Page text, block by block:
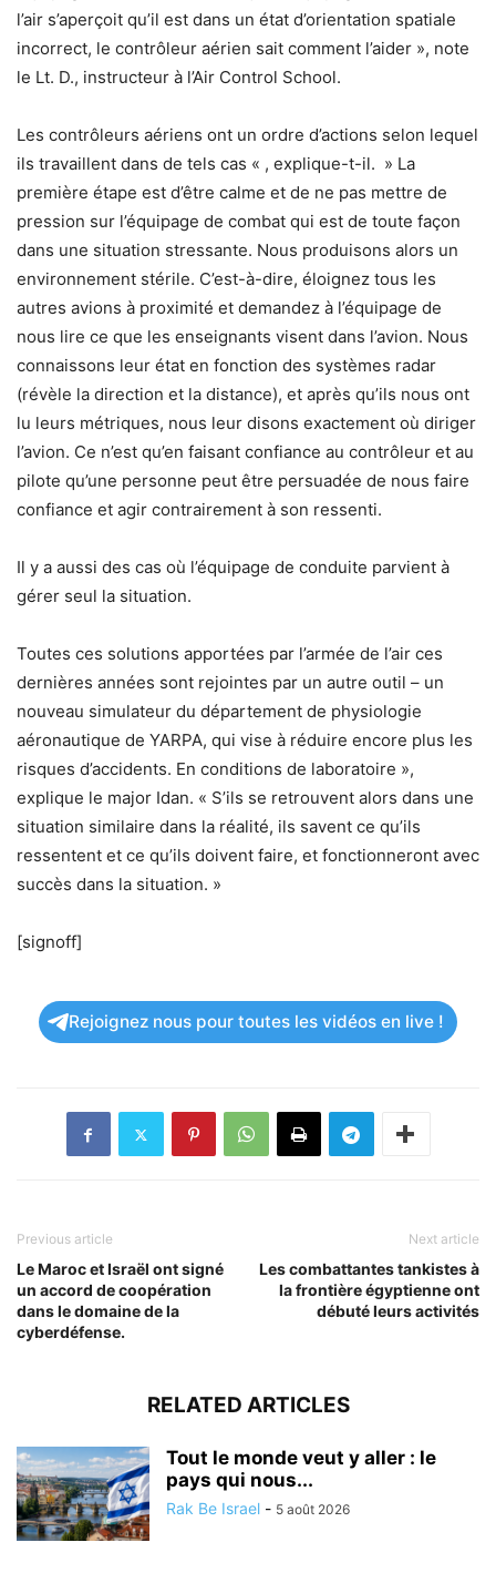
l’air s’aperçoit qu’il est dans un état d’orientation spatiale
incorrect, le contrôleur aérien sait comment l’aider », note
le Lt. D., instructeur à l’Air Control School.
Les contrôleurs aériens ont un ordre d’actions selon lequel
ils travaillent dans de tels cas « , explique-t-il. » La
première étape est d’être calme et de ne pas mettre de
pression sur l’équipage de combat qui est de toute façon
dans une situation stressante. Nous produisons alors un
environnement stérile. C’est-à-dire, éloignez tous les
autres avions à proximité et demandez à l’équipage de
nous lire ce que les enseignants visent dans l’avion. Nous
connaissons leur état en fonction des systèmes radar
(révèle la direction et la distance), et après qu’ils nous ont
lu leurs métriques, nous leur disons exactement où diriger
l’avion. Ce n’est qu’en faisant confiance au contrôleur et au
pilote qu’une personne peut être persuadée de nous faire
confiance et agir contrairement à son ressenti.
Il y a aussi des cas où l’équipage de conduite parvient à
gérer seul la situation.
Toutes ces solutions apportées par l’armée de l’air ces
dernières années sont rejointes par un autre outil – un
nouveau simulateur du département de physiologie
aéronautique de YARPA, qui vise à réduire encore plus les
risques d’accidents. En conditions de laboratoire »,
explique le major Idan. « S’ils se retrouvent alors dans une
situation similaire dans la réalité, ils savent ce qu’ils
ressentent et ce qu’ils doivent faire, et fonctionneront avec
succès dans la situation. »
[signoff]
Rejoignez nous pour toutes les vidéos en live !
Previous article
Le Maroc et Israël ont signé
un accord de coopération
dans le domaine de la
cyberdéfense.
Next article
Les combattantes tankistes à
la frontière égyptienne ont
débuté leurs activités
RELATED ARTICLES
Tout le monde veut y aller : le
pays qui nous...
Rak Be Israel - 5 août 2026